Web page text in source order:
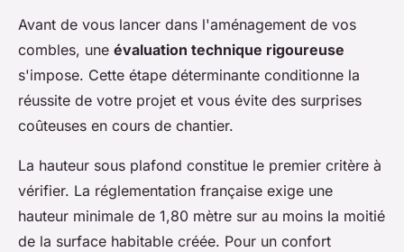
Avant de vous lancer dans l'aménagement de vos
combles, une évaluation technique rigoureuse
s'impose. Cette étape déterminante conditionne la
réussite de votre projet et vous évite des surprises
coûteuses en cours de chantier.
La hauteur sous plafond constitue le premier critère à
vérifier. La réglementation française exige une
hauteur minimale de 1,80 mètre sur au moins la moitié
de la surface habitable créée. Pour un confort